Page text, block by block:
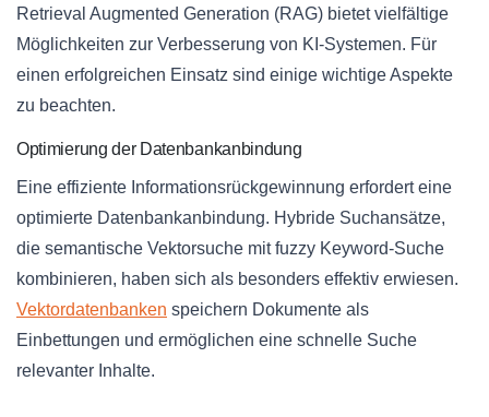
Retrieval Augmented Generation (RAG) bietet vielfältige
Möglichkeiten zur Verbesserung von KI-Systemen. Für
einen erfolgreichen Einsatz sind einige wichtige Aspekte
zu beachten.
Optimierung der Datenbankanbindung
Eine effiziente Informationsrückgewinnung erfordert eine
optimierte Datenbankanbindung. Hybride Suchansätze,
die semantische Vektorsuche mit fuzzy Keyword-Suche
kombinieren, haben sich als besonders effektiv erwiesen.
Vektordatenbanken speichern Dokumente als
Einbettungen und ermöglichen eine schnelle Suche
relevanter Inhalte.